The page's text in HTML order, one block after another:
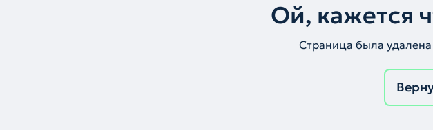
Ой, кажется
Страница была